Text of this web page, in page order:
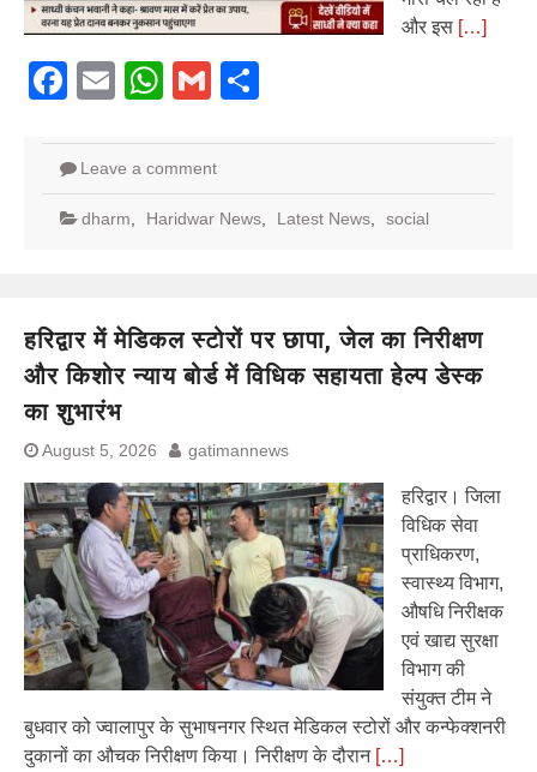
और इस […]
Facebook
EmailWhatsApp
Gmail
Leave a comment
dharm Haridwar News Latest News social
हरिद्वार में मेडिकल स्टोरों पर छापा, जेल का निरीक्षण
और किशोर न्याय बोर्ड में विधिक सहायता हेल्प डेस्क
का शुभारंभ
August 5, 2026 gatimannews
हरिद्वार। जिला
विधिक सेवा
प्राधिकरण,
स्वास्थ्य विभाग,
औषधि निरीक्षक
एवं खाद्य सुरक्षा
विभाग की
संयुक्त टीम ने
बुधवार को ज्वालापुर के सुभाषनगर स्थित मेडिकल स्टोरों और कन्फेक्शनरी
दुकानों का औचक निरीक्षण किया। निरीक्षण के दौरान […]